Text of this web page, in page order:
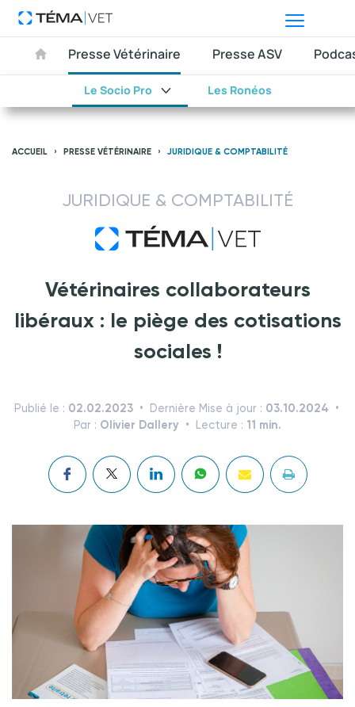
Presse Vétérinaire
Le Socio Pro Les Ronéos
Presse ASV
ACCUEIL PRESSE VÉTÉRINAIRE JURIDIQUE & COMPTABILITÉ
JURIDIQUE & COMPTABILITÉ
Vétérinaires collaborateurs
libéraux : le piège des cotisations
sociales !
Publié le : 02.02.2023 Dernière Mise à jour : 03.10.2024
Par : Olivier Dallery Lecture : 11 min.